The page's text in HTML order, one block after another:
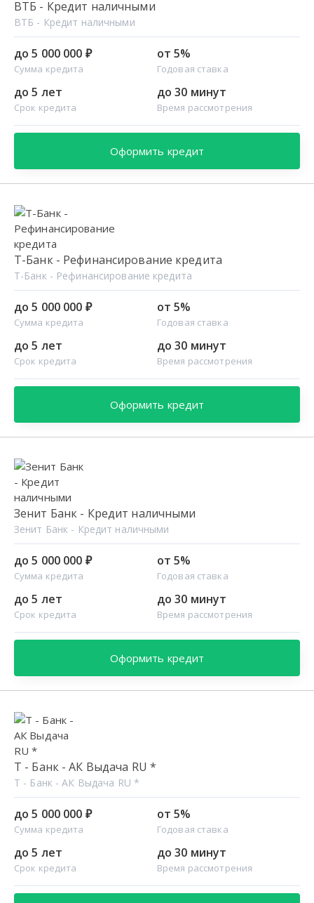
ВТБ - Кредит наличными
ВТБ - Кредит наличными
до 5 000 000 ₽
Сумма кредита
от 5%
Годовая ставка
до 5 лет
Срок кредита
до 30 минут
Время рассмотрения
Оформить кредит
Т-Банк - Рефинансирование кредита
Т-Банк - Рефинансирование кредита
до 5 000 000 ₽
Сумма кредита
от 5%
Годовая ставка
до 5 лет
Срок кредита
до 30 минут
Время рассмотрения
Оформить кредит
Зенит Банк - Кредит наличными
Зенит Банк - Кредит наличными
до 5 000 000 ₽
Сумма кредита
от 5%
Годовая ставка
до 5 лет
Срок кредита
до 30 минут
Время рассмотрения
Оформить кредит
Т - Банк - АК Выдача RU *
Т - Банк - АК Выдача RU *
до 5 000 000 ₽
Сумма кредита
от 5%
Годовая ставка
до 5 лет
Срок кредита
до 30 минут
Время рассмотрения